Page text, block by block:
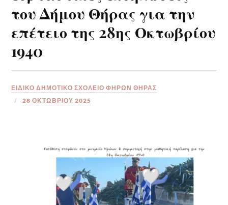
του Δήμου Θήρας για την
επέτειο της 28ης Οκτωβρίου
1940
ΕΙΔΙΚΟ ΔΗΜΟΤΙΚΟ ΣΧΟΛΕΙΟ ΦΗΡΩΝ ΘΗΡΑΣ
28 ΟΚΤΩΒΡΊΟΥ 2025